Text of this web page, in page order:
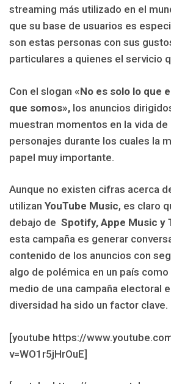
streaming más utilizado en el
que su base de usuarios es
son estas personas con sus
particulares a quienes el servicio
Con el slogan «No es solo lo que
que somos», los anuncios
muestran momentos en la vida
personajes durante los cuales la
papel muy importante.
Aunque no existen cifras acerca
utilizan YouTube Music, es claro
debajo de Spotify, Appe Music y
esta campaña es generar
contenido de los anuncios con
algo de polémica en un país como
medio de una campaña electoral
diversidad ha sido un factor clave.
[youtube https://
v=WO1r5jHrOuE]